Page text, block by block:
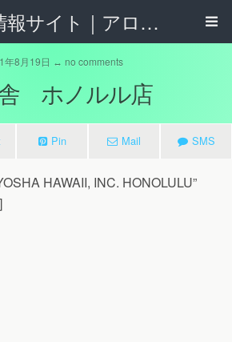
ハワイ情報サイト｜アロハタウンネット
年8月19日 ↔ no comments
ホノルル店
Pin Mail SMS
HAWAII, INC. HONOLULU”